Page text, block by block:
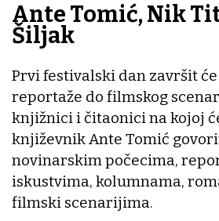
Ante Tomić, Nik
Šiljak
Prvi festivalski dan završit
reportaže do filmskog
knjižnici i čitaonici na kojoj
književnik Ante Tomić
novinarskim počecima,
iskustvima, kolumnama,
filmski scenarijima.